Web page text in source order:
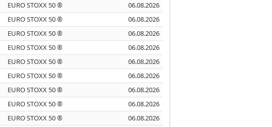
EURO STOXX 50 ®
06.08.2026
EURO STOXX 50 ®
06.08.2026
EURO STOXX 50 ®
06.08.2026
EURO STOXX 50 ®
06.08.2026
EURO STOXX 50 ®
06.08.2026
EURO STOXX 50 ®
06.08.2026
EURO STOXX 50 ®
06.08.2026
EURO STOXX 50 ®
06.08.2026
EURO STOXX 50 ®
06.08.2026